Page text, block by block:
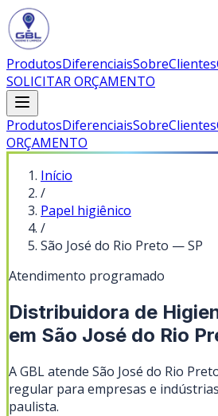
ProdutosDiferenciaisSobreClientes
SOLICITAR ORÇAMENTO
ProdutosDiferenciaisSobreClientes
ORÇAMENTO
Início
/
Papel higiênico
/
São José do Rio Preto —SP
Atendimento programado
Distribuidora de
em São José do Rio
A GBL atende São José do Rio
regular para empresas e
paulista.